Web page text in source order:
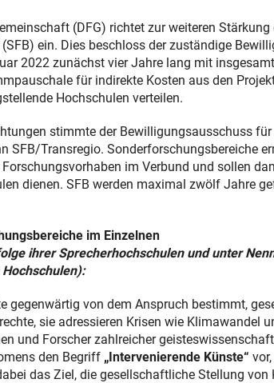
(DFG) richtet zur weiteren
ein. Dies beschloss der zuständige
2022 zunächst vier Jahre lang mit
für indirekte Kosten aus den
Hochschulen verteilen.
stimmte der Bewilligungsausschuss
SFB/Transregio. Sonderforschungsbereiche
im Verbund und sollen
dienen. SFB werden maximal zwölf Jahre
im Einzelnen
ihrer Sprecherhochschulen und unter
gegenwärtig von dem Anspruch bestimmt,
sie adressieren Krisen wie Klimawandel
und Forscher zahlreicher
den Begriff „Intervenierende Künste“
das Ziel, die gesellschaftliche Stellung